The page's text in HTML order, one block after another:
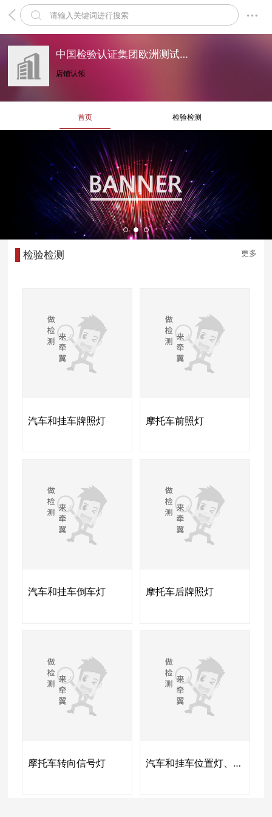
中国检验认证集团欧洲测试有限公司
店铺认领
首页 检验检测
检验检测 更多
汽车和挂车牌照灯 摩托车前照灯
汽车和挂车倒车灯 摩托车后牌照灯
摩托车转向信号灯 汽车和挂车位置灯、示廓灯及制动灯